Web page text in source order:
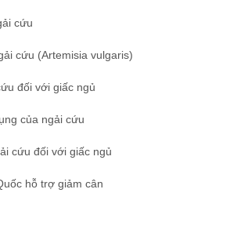
cứu
cứu (Artemisia vulgaris)
đối với giấc ngủ
của ngải cứu
cứu đối với giấc ngủ
hỗ trợ giảm cân